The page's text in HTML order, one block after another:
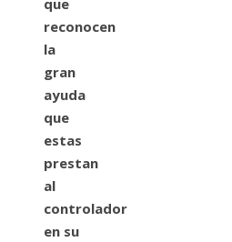
que
reconocen
la
gran
ayuda
que
estas
prestan
al
controlador
en su